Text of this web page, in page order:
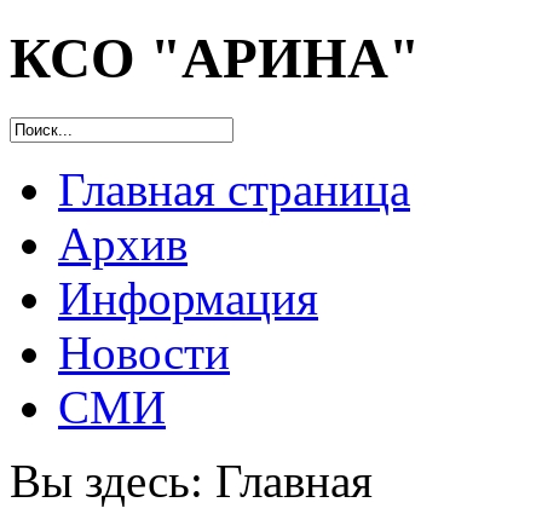
КСО "АРИНА"
Главная страница
Архив
Информация
Новости
СМИ
Вы здесь: Главная